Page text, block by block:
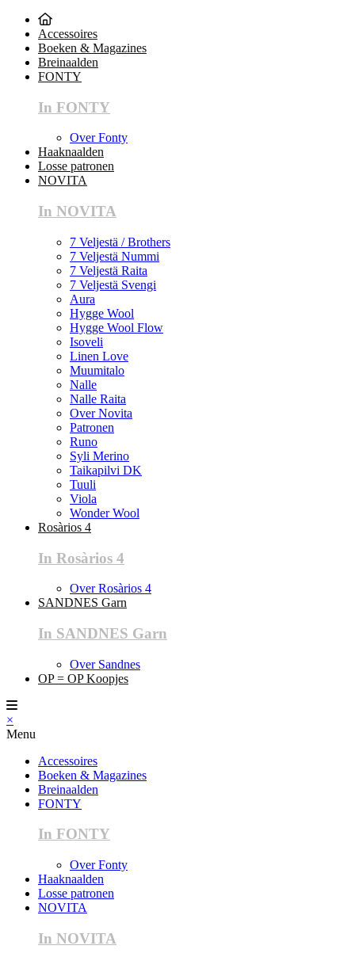
Accessoires
Boeken & Magazines
Breinaalden
FONTY
In FONTY
Over Fonty
Haaknaalden
Losse patronen
NOVITA
In NOVITA
7 Veljestä / Brothers
7 Veljestä Nummi
7 Veljestä Raita
7 Veljestä Svengi
Aura
Hygge Wool
Hygge Wool Flow
Isoveli
Linen Love
Muumitalo
Nalle
Nalle Raita
Over Novita
Patronen
Runo
Syli Merino
Taikapilvi DK
Tuuli
Viola
Wonder Wool
Rosàrios 4
In Rosàrios 4
Over Rosàrios 4
SANDNES Garn
In SANDNES Garn
Over Sandnes
OP = OP Koopjes
×
Menu
Accessoires
Boeken & Magazines
Breinaalden
FONTY
In FONTY
Over Fonty
Haaknaalden
Losse patronen
NOVITA
In NOVITA